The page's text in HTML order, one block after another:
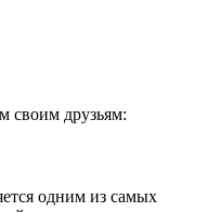
своим друзьям:
одним из самых